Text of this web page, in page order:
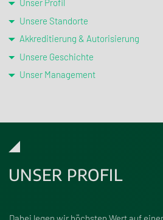
Unser Profil
Unsere Standorte
Akkreditierung & Autorisierung
Unsere Geschichte
Unser Management
UNSER PROFIL